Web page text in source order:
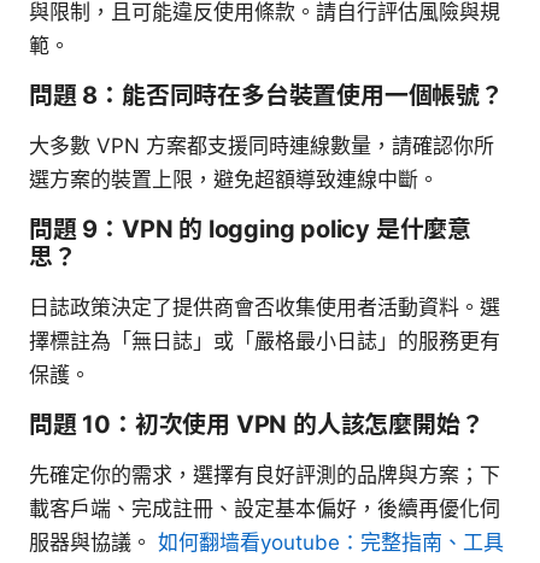
與限制，且可能違反使用條款。請自行評估風險與規
範。
問題 8：能否同時在多台裝置使用一個帳號？
大多數 VPN 方案都支援同時連線數量，請確認你所
選方案的裝置上限，避免超額導致連線中斷。
問題 9：VPN 的 logging policy 是什麼意
思？
日誌政策決定了提供商會否收集使用者活動資料。選
擇標註為「無日誌」或「嚴格最小日誌」的服務更有
保護。
問題 10：初次使用 VPN 的人該怎麼開始？
先確定你的需求，選擇有良好評測的品牌與方案；下
載客戶端、完成註冊、設定基本偏好，後續再優化伺
服器與協議。 如何翻墙看youtube：完整指南、工具